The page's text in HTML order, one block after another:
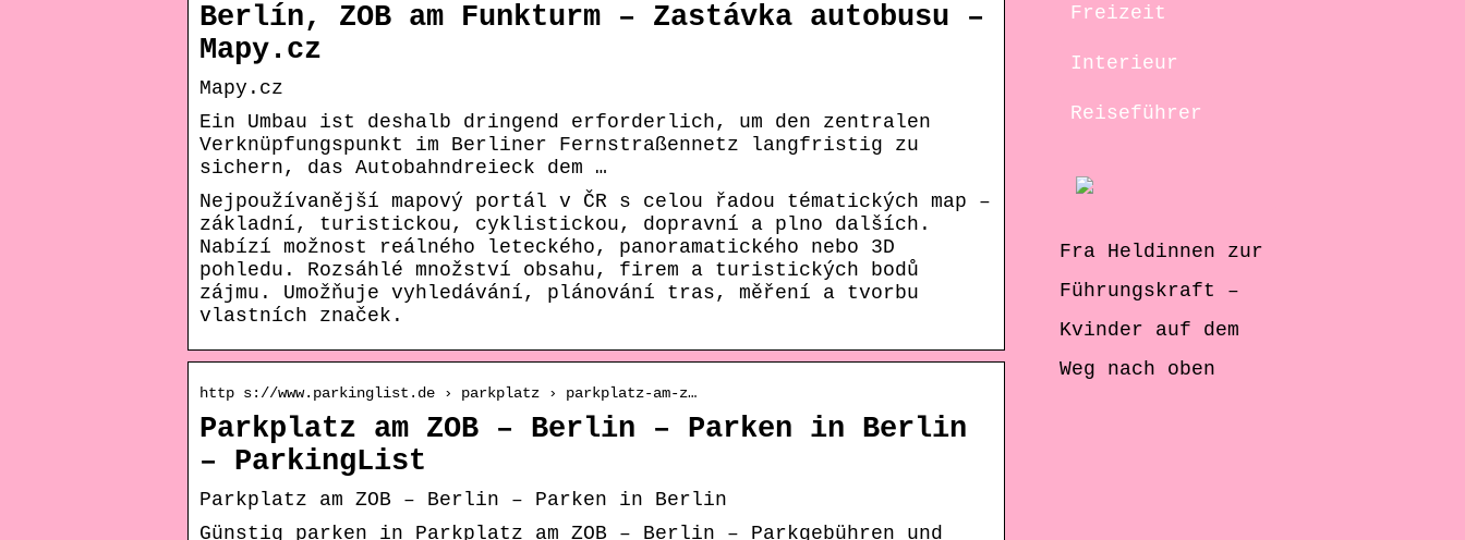
Berlín, ZOB am Funkturm – Zastávka autobusu –
Mapy.cz
Mapy.cz
Ein Umbau ist deshalb dringend erforderlich, um den zentralen
Verknüpfungspunkt im Berliner Fernstraßennetz langfristig zu
sichern, das Autobahndreieck dem …
Nejpoužívanější mapový portál v ČR s celou řadou tématických map –
základní, turistickou, cyklistickou, dopravní a plno dalších.
Nabízí možnost reálného leteckého, panoramatického nebo 3D
pohledu. Rozsáhlé množství obsahu, firem a turistických bodů
zájmu. Umožňuje vyhledávání, plánování tras, měření a tvorbu
vlastních značek.
http s://www.parkinglist.de › parkplatz › parkplatz-am-z…
Parkplatz am ZOB – Berlin – Parken in Berlin
– ParkingList
Parkplatz am ZOB – Berlin – Parken in Berlin
Günstig parken in Parkplatz am ZOB – Berlin – Parkgebühren und
Freizeit
Interieur
Reiseführer
Fra Heldinnen zur
Führungskraft –
Kvinder auf dem
Weg nach oben